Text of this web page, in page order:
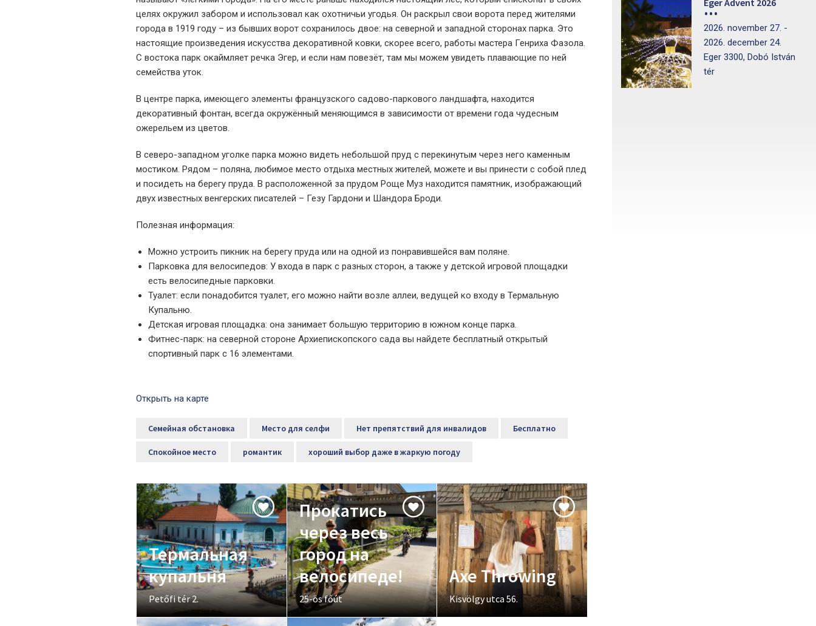
целях окружил забором и использовал как охотничьи угодья. Он раскрыл свои ворота перед жителями
города в 1919 году – из бывших ворот сохранилось двое: на северной и западной сторонах парка. Это
настоящие произведения искусства декоративной ковки, скорее всего, работы мастера Генриха Фазола.
С востока парк окаймляет речка Эгер, и если нам повезёт, там мы можем увидеть плавающие по ней
семейства уток.
В центре парка, имеющего элементы французского садово-паркового ландшафта, находится
декоративный фонтан, всегда окружённый меняющимся в зависимости от времени года чудесным
ожерельем из цветов.
В северо-западном уголке парка можно видеть небольшой пруд с перекинутым через него каменным
мостиком. Рядом – поляна, любимое место отдыха местных жителей, можете и вы принести с собой плед
и посидеть на берегу пруда. В расположенной за прудом Роще Муз находится памятник, изображающий
двух известных венгерских писателей – Гезу Гардони и Шандора Броди.
Полезная информация:
Можно устроить пикник на берегу пруда или на одной из понравившейся вам поляне.
Парковка для велосипедов: У входа в парк с разных сторон, а также у детской игровой площадки
есть велосипедные парковки.
Туалет: если понадобится туалет, его можно найти возле аллеи, ведущей ко входу в Термальную
Купальню.
Детская игровая площадка: она занимает большую территорию в южном конце парка.
Фитнес-парк: на северной стороне Архиепископского сада вы найдете бесплатный открытый
спортивный парк с 16 элементами.
Открыть на карте
Семейная обстановка Место для селфи Нет препятствий для инвалидов Бесплатно
Спокойное место романтик хороший выбор даже в жаркую погоду
Термальная
купальня
Petőfi tér 2.
Прокатись
через весь
город на
велосипеде!
25-ös főút
Axe Throwing
Kisvölgy utca 56.
Eger Advent 2026
2026. november 27. -
2026. december 24.
Eger 3300, Dobó István
tér